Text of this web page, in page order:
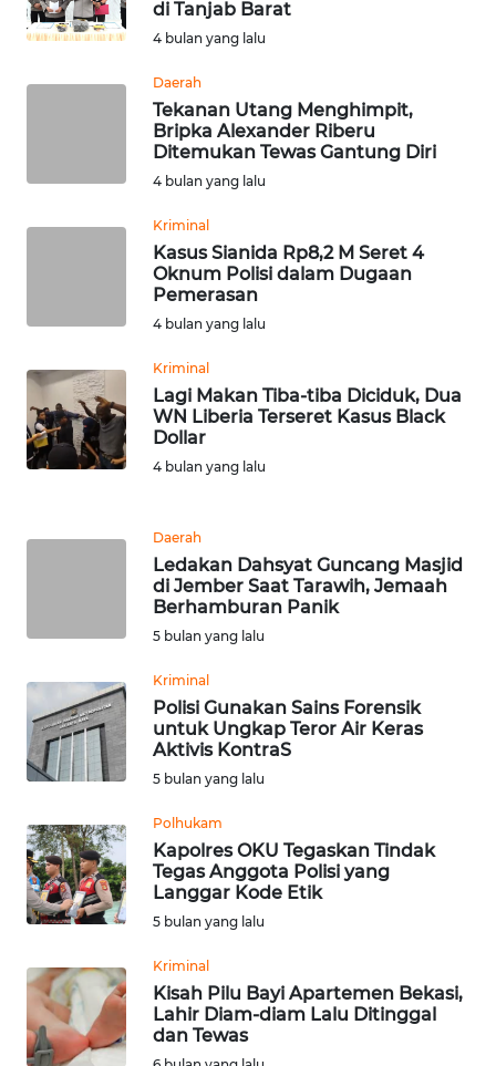
di Tanjab Barat
4 bulan yang lalu
Daerah
Tekanan Utang Menghimpit,
Bripka Alexander Riberu
Ditemukan Tewas Gantung Diri
4 bulan yang lalu
Kriminal
Kasus Sianida Rp8,2 M Seret 4
Oknum Polisi dalam Dugaan
Pemerasan
4 bulan yang lalu
Kriminal
Lagi Makan Tiba-tiba Diciduk, Dua
WN Liberia Terseret Kasus Black
Dollar
4 bulan yang lalu
Daerah
Ledakan Dahsyat Guncang Masjid
di Jember Saat Tarawih, Jemaah
Berhamburan Panik
5 bulan yang lalu
Kriminal
Polisi Gunakan Sains Forensik
untuk Ungkap Teror Air Keras
Aktivis KontraS
5 bulan yang lalu
Polhukam
Kapolres OKU Tegaskan Tindak
Tegas Anggota Polisi yang
Langgar Kode Etik
5 bulan yang lalu
Kriminal
Kisah Pilu Bayi Apartemen Bekasi,
Lahir Diam-diam Lalu Ditinggal
dan Tewas
WN
KALBAR
WN
WN
WN
SULSEL
MALUKU
WN
MALUT
WN
DAIRI
WN
DANAU
WN
NIAS